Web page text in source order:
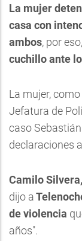
La mujer
casa con
ambos, por
cuchillo ante
La mujer,
Jefatura de
caso
declaraciones
Camilo
dijo a
de violencia
años".